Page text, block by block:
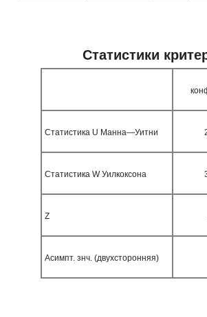
Статистики
Статистика U Манна—Уитни
Статистика WУилкоксона
Z
Асимпт. знч. (двухсторонняя)